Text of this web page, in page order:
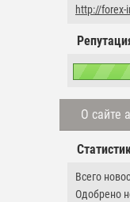
http://
О сайте
Всего
Одобрено